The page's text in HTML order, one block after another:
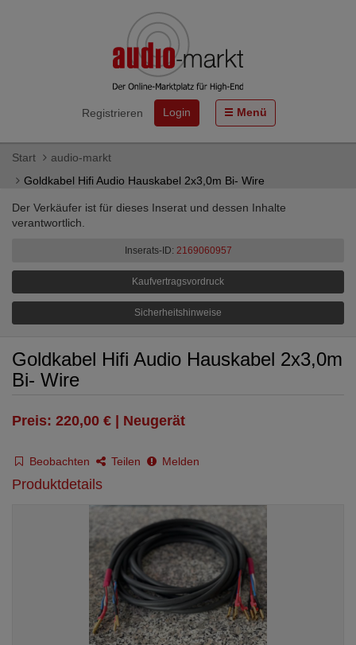
Registrieren Login Menü
Start
audio-markt
Goldkabel Hifi Audio Hauskabel 2x3,0m Bi- Wire
Der Verkäufer ist für dieses Inserat und dessen Inhalte
verantwortlich.
Inserats-ID: 2169060957
Kaufvertragsvordruck
Sicherheitshinweise
Goldkabel Hifi Audio Hauskabel 2x3,0m
Bi- Wire
Preis: 220,00 € | Neugerät
Beobachten Teilen Melden
Produktdetails